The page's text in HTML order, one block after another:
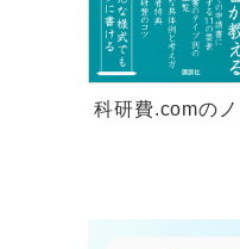
科研費.comの